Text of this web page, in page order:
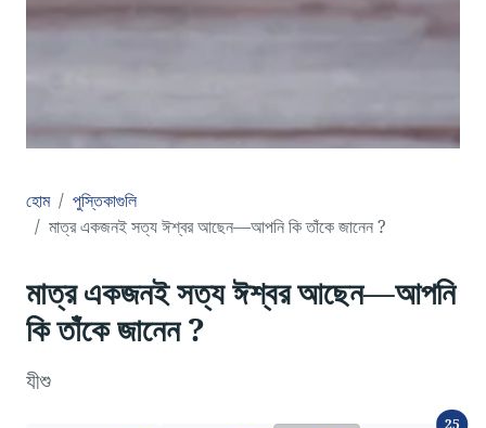
হোম
পুস্তিকাগুলি
মাত্র একজনই সত্য ঈশ্বর আছেন—আপনি কি তাঁকে জানেন ?
মাত্র একজনই সত্য ঈশ্বর আছেন—আপনি
কি তাঁকে জানেন ?
যীশু